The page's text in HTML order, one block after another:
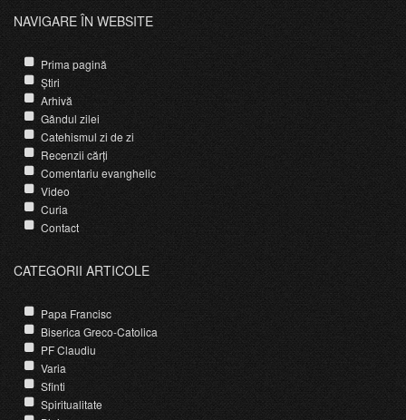
NAVIGARE ÎN WEBSITE
Prima pagină
Știri
Arhivă
Gândul zilei
Catehismul zi de zi
Recenzii cărți
Comentariu evanghelic
Video
Curia
Contact
CATEGORII ARTICOLE
Papa Francisc
Biserica Greco-Catolica
PF Claudiu
Varia
Sfinti
Spiritualitate